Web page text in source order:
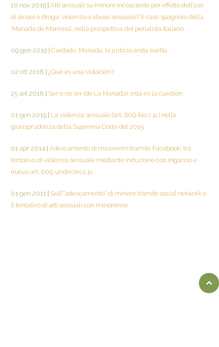
10 nov 2019 Atti sessuali su minore incosciente per effetto dell’uso
di alcool e droga: violenza o abuso sessuale? Il caso spagnolo della
‘Manada de Manresa’, nella prospettiva del penalista italiano
09 gen 2019 Cuidado, Manada, la justicia anda suelta
02 ott 2018 ¿Qué es una violación?
25 set 2018 Ser o no ser (de La Manada): esta es la cuestión
01 gen 2015
La violenza sessuale (art. 609-bis c.p.) nella
giurisprudenza della Suprema Corte del 2015
01 apr 2014 Adescamento di minorenni tramite Facebook: tra
tentativo di violenza sessuale mediante induzione con inganno e
nuovo art. 609-undecies c.p.
01 gen 2011
Sull’“adescamento” di minore tramite social network e
il tentativo di atti sessuali con minorenne